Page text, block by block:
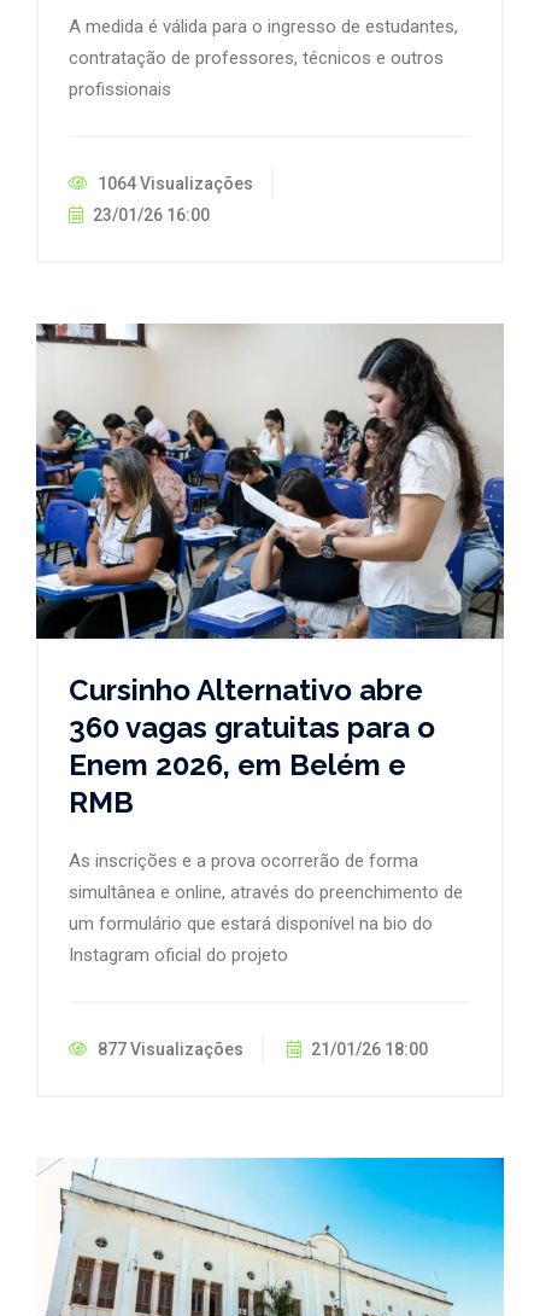
A medida é válida para o ingresso de estudantes,
contratação de professores, técnicos e outros
profissionais
1064 Visualizações
23/01/26 16:00
Cursinho Alternativo abre
360 vagas gratuitas para o
Enem 2026, em Belém e
RMB
As inscrições e a prova ocorrerão de forma
simultânea e online, através do preenchimento de
um formulário que estará disponível na bio do
Instagram oficial do projeto
877 Visualizações 21/01/26 18:00